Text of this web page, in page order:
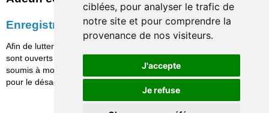
ciblées, pour analyser le trafic de
notre site et pour comprendre la
provenance de nos visiteurs.
J'accepte
Je refuse
Enregistrer un commentaire
Afin de lutter contre le spam, les commentaires ne
sont ouverts qu'aux personnes identifiées et sont
soumis à modération (je suis sincèrement désolé
pour le désagrément causé…)